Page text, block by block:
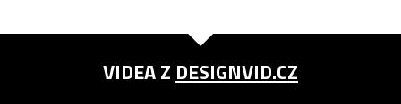
VIDEA Z DESIGNVID.CZ